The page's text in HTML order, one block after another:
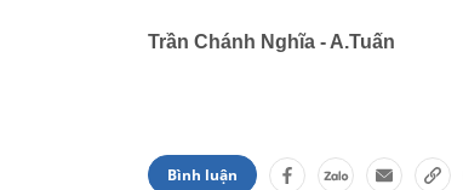
Trần Chánh Nghĩa - A.Tuấn
Bình luận